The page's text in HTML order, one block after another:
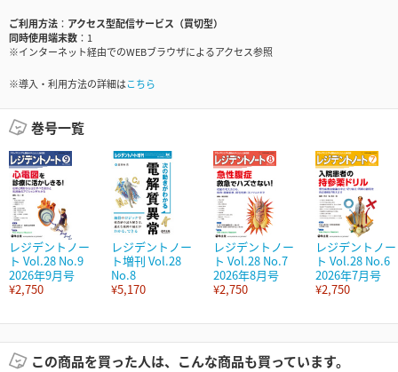
ご利用方法
アクセス型配信サービス（買切型）
同時使用端末数
1
※インターネット経由でのWEBブラウザによるアクセス参照
※導入・利用方法の詳細はこちら
巻号一覧
レジデントノー
ト Vol.28 No.9
2026年9月号
¥2,750
レジデントノー
ト増刊 Vol.28
No.8
¥5,170
レジデントノー
ト Vol.28 No.7
2026年8月号
¥2,750
レジデントノー
ト Vol.28 No.6
2026年7月号
¥2,750
この商品を買った人は、こんな商品も買っています。